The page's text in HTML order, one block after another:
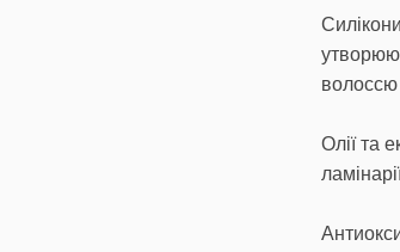
волоссю
Олії та